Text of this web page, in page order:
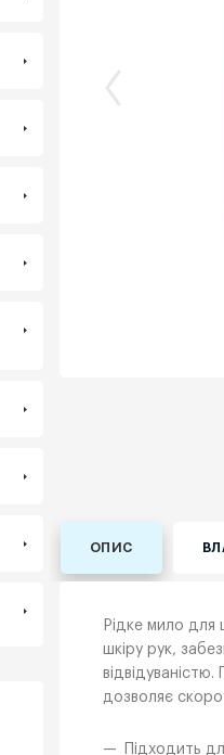
ОПИС
Рідке мило для
шкіру рук,
дозволяє
Підходить